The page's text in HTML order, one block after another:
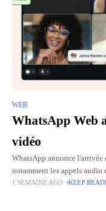
WEB
WhatsApp Web
vidéo
WhatsApp annonce l'arrivée
notamment les appels
d’appel, le service de salle
1 SEMAINE AGO KEEP